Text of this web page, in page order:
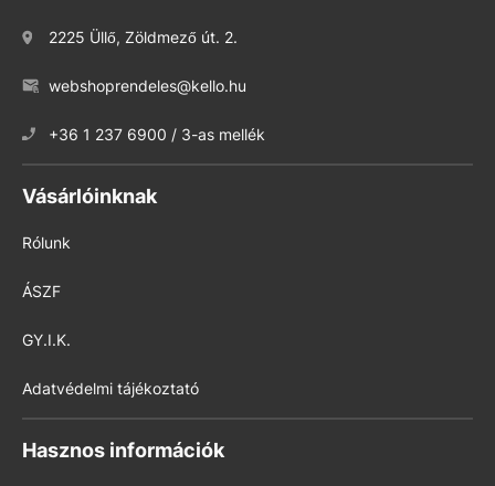
2225 Üllő, Zöldmező út. 2.
webshoprendeles@kello.hu
+36 1 237 6900 / 3-as mellék
Vásárlóinknak
Rólunk
ÁSZF
GY.I.K.
Adatvédelmi tájékoztató
Hasznos információk